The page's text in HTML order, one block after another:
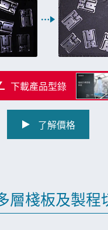
下載產品型錄
了解價格
層棧板及製程